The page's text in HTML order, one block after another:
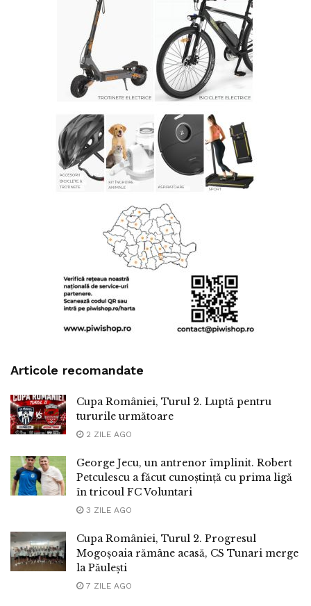
Articole recomandate
Cupa României, Turul 2. Luptă pentru
tururile următoare
2 ZILE AGO
George Jecu, un antrenor împlinit. Robert
Petculescu a făcut cunoștință cu prima ligă
în tricoul FC Voluntari
3 ZILE AGO
Cupa României, Turul 2. Progresul
Mogoșoaia rămâne acasă, CS Tunari merge
la Păulești
7 ZILE AGO